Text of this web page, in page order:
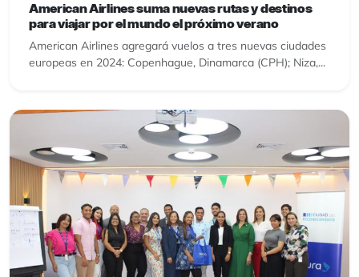
American Airlines suma nuevas rutas y destinos
para viajar por el mundo el próximo verano
American Airlines agregará vuelos a tres nuevas ciudades
europeas en 2024: Copenhague, Dinamarca (CPH); Niza,...